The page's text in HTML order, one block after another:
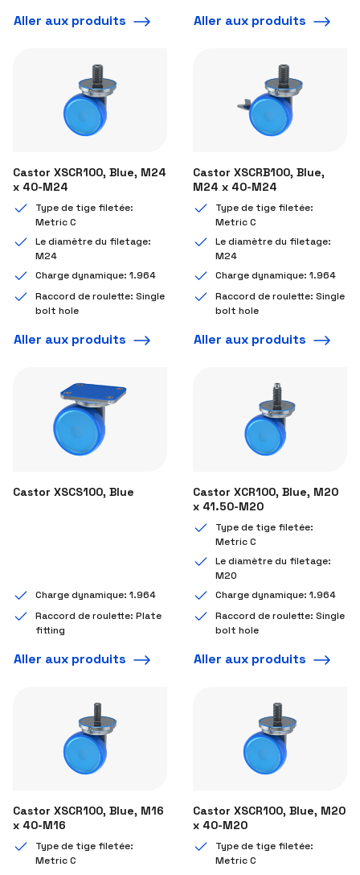
Aller aux produits Aller aux produits
Castor XSCR100, Blue, M24
x 40-M24
Type de tige filetée:
Metric C
Le diamètre du filetage:
M24
Charge dynamique: 1.964
Raccord de roulette: Single
bolt hole
Aller aux produits
Castor XSCRB100, Blue,
M24 x 40-M24
Type de tige filetée:
Metric C
Le diamètre du filetage:
M24
Charge dynamique: 1.964
Raccord de roulette: Single
bolt hole
Aller aux produits
Castor XSCS100, Blue
Charge dynamique: 1.964
Raccord de roulette: Plate
fitting
Aller aux produits
Castor XCR100, Blue, M20
x 41.50-M20
Type de tige filetée:
Metric C
Le diamètre du filetage:
M20
Charge dynamique: 1.964
Raccord de roulette: Single
bolt hole
Aller aux produits
Castor XSCR100, Blue, M16
x 40-M16
Type de tige filetée:
Metric C
Castor XSCR100, Blue, M20
x 40-M20
Type de tige filetée:
Metric C